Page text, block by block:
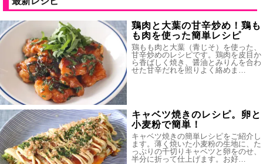
鶏肉と大葉の甘辛炒め！鶏も
も肉を使った簡単レシピ
鶏もも肉と大葉（青じそ）を使った、
甘辛炒めのレシピです。鶏肉を皮目か
ら香ばしく焼き、醤油とみりんを合わ
せた甘辛だれを照りよく絡めま…
キャベツ焼きのレシピ。卵と
小麦粉で簡単！
キャベツ焼きの簡単レシピをご紹介し
ます。薄く焼いた小麦粉の生地に、た
っぷりの千切りキャベツと卵をのせ、
半分に折って仕上げます。お好…